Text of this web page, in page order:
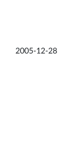
2005-12-28